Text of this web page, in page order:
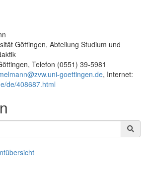
Göttingen, Abteilung Studium und
Telefon (0551) 39-5981
goettingen.de, Internet:
de/408687.html